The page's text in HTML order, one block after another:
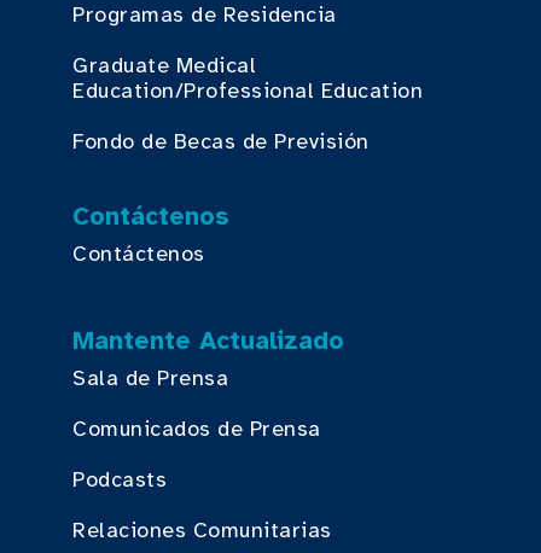
Programas de Residencia
Graduate Medical
Education/Professional Education
Fondo de Becas de Previsión
Contáctenos
Contáctenos
Mantente Actualizado
Sala de Prensa
Comunicados de Prensa
Podcasts
Relaciones Comunitarias